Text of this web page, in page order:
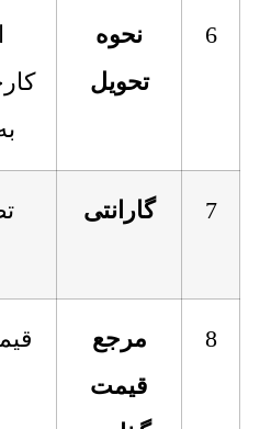
6
نحوه
تحویل
7 گارانتی
8
مرجع
قیمت